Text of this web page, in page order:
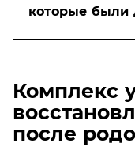
которые были
Комплекс
после